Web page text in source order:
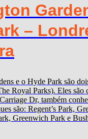
–
e o Hyde Park são
Royal Parks). Eles são
Dr, também
são: Regent’s Park,
Greenwich Park e